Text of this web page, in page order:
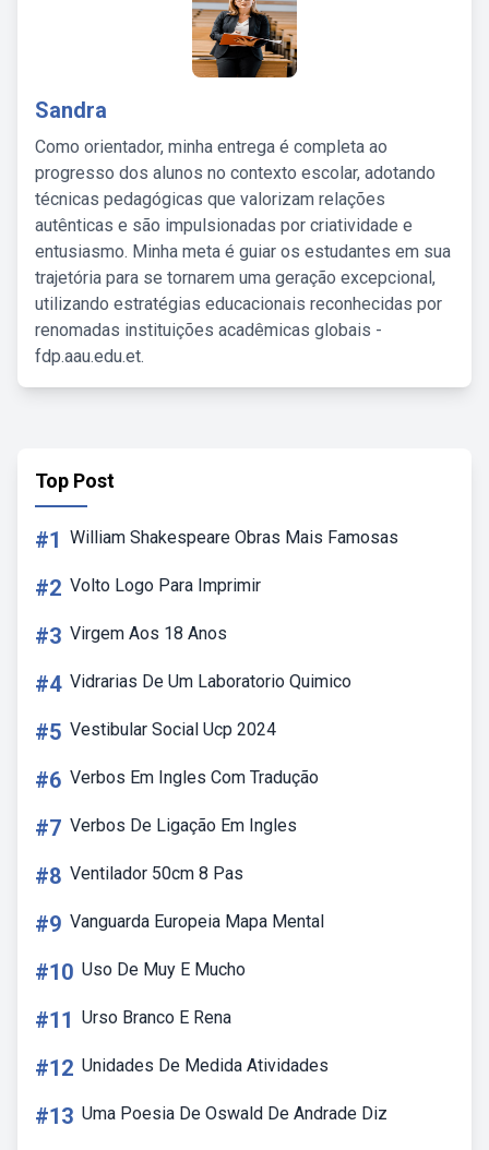
Sandra
Como orientador, minha entrega é completa ao
progresso dos alunos no contexto escolar, adotando
técnicas pedagógicas que valorizam relações
autênticas e são impulsionadas por criatividade e
entusiasmo. Minha meta é guiar os estudantes em sua
trajetória para se tornarem uma geração excepcional,
utilizando estratégias educacionais reconhecidas por
renomadas instituições acadêmicas globais -
fdp.aau.edu.et.
Top Post
#1 William Shakespeare Obras Mais Famosas
#2 Volto Logo Para Imprimir
#3 Virgem Aos 18 Anos
#4 Vidrarias De Um Laboratorio Quimico
#5 Vestibular Social Ucp 2024
#6 Verbos Em Ingles Com Tradução
#7 Verbos De Ligação Em Ingles
#8 Ventilador 50cm 8 Pas
#9 Vanguarda Europeia Mapa Mental
#10 Uso De Muy E Mucho
#11 Urso Branco E Rena
#12 Unidades De Medida Atividades
#13 Uma Poesia De Oswald De Andrade Diz